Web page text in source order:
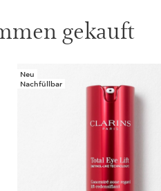
Instant
Nicht auf
Wonder
Mehr als
Volumen
Total Eye
gekauft
Neu
Nachfüllbar